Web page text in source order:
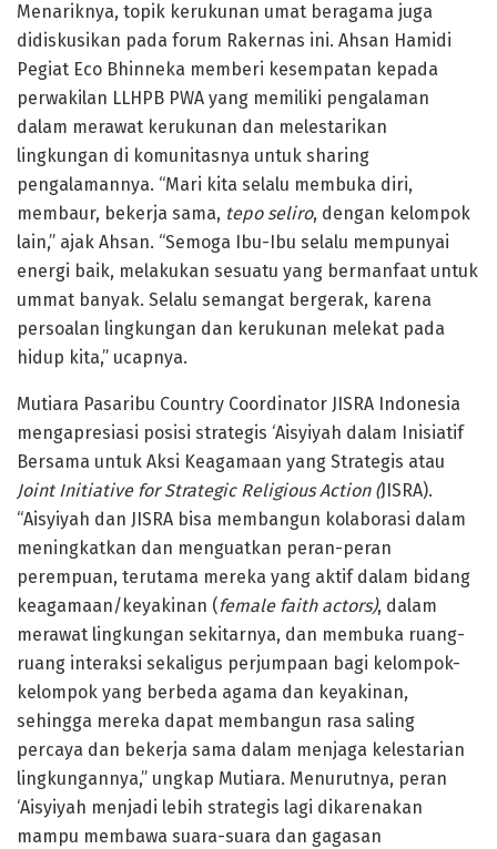
Menariknya, topik kerukunan umat beragama juga
didiskusikan pada forum Rakernas ini. Ahsan Hamidi
Pegiat Eco Bhinneka memberi kesempatan kepada
perwakilan LLHPB PWA yang memiliki pengalaman
dalam merawat kerukunan dan melestarikan
lingkungan di komunitasnya untuk sharing
pengalamannya. “Mari kita selalu membuka diri,
membaur, bekerja sama, tepo seliro, dengan kelompok
lain,” ajak Ahsan. “Semoga Ibu-Ibu selalu mempunyai
energi baik, melakukan sesuatu yang bermanfaat untuk
ummat banyak. Selalu semangat bergerak, karena
persoalan lingkungan dan kerukunan melekat pada
hidup kita,” ucapnya.
Mutiara Pasaribu Country Coordinator JISRA Indonesia
mengapresiasi posisi strategis ‘Aisyiyah dalam Inisiatif
Bersama untuk Aksi Keagamaan yang Strategis atau
Joint Initiative for Strategic Religious Action (JISRA).
“Aisyiyah dan JISRA bisa membangun kolaborasi dalam
meningkatkan dan menguatkan peran-peran
perempuan, terutama mereka yang aktif dalam bidang
keagamaan/keyakinan (female faith actors), dalam
merawat lingkungan sekitarnya, dan membuka ruang-
ruang interaksi sekaligus perjumpaan bagi kelompok-
kelompok yang berbeda agama dan keyakinan,
sehingga mereka dapat membangun rasa saling
percaya dan bekerja sama dalam menjaga kelestarian
lingkungannya,” ungkap Mutiara. Menurutnya, peran
‘Aisyiyah menjadi lebih strategis lagi dikarenakan
mampu membawa suara-suara dan gagasan